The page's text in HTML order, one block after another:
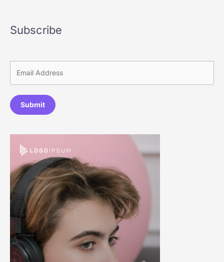
Subscribe
Submit